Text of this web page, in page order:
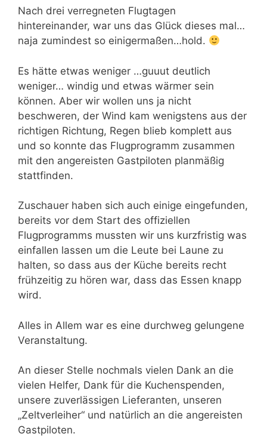
Nach drei verregneten Flugtagen
hintereinander, war uns das Glück dieses mal…
naja zumindest so einigermaßen…hold.
Es hätte etwas weniger …guuut deutlich
weniger… windig und etwas wärmer sein
können. Aber wir wollen uns ja nicht
beschweren, der Wind kam wenigstens aus der
richtigen Richtung, Regen blieb komplett aus
und so konnte das Flugprogramm zusammen
mit den angereisten Gastpiloten planmäßig
stattfinden.
Zuschauer haben sich auch einige eingefunden,
bereits vor dem Start des offiziellen
Flugprogramms mussten wir uns kurzfristig was
einfallen lassen um die Leute bei Laune zu
halten, so dass aus der Küche bereits recht
frühzeitig zu hören war, dass das Essen knapp
wird.
Alles in Allem war es eine durchweg gelungene
Veranstaltung.
An dieser Stelle nochmals vielen Dank an die
vielen Helfer, Dank für die Kuchenspenden,
unsere zuverlässigen Lieferanten, unseren
„Zeltverleiher“ und natürlich an die angereisten
Gastpiloten.